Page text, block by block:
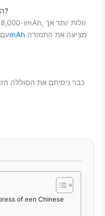
5. האם קיימות גרסאות זולות יותר?
12,000mAh
כבר ניסיתם את הסוללה
of een Chinese